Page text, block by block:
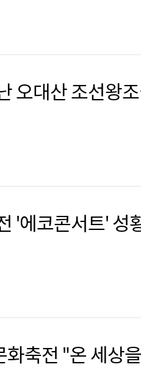
오대산 조선왕
'에코콘서트' 성
축전 "온 세상